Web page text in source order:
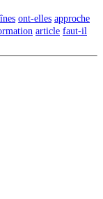
ont-elles approche
article faut-il